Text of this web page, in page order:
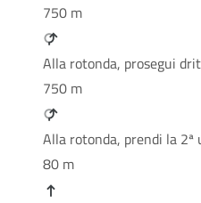
750 m
Alla rotonda, prosegui
750 m
Alla rotonda, prendi la 2ª
80 m